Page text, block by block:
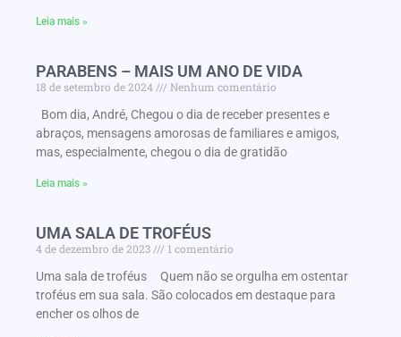
Leia mais »
PARABENS – MAIS UM ANO DE VIDA
18 de setembro de 2024
Nenhum comentário
Bom dia, André, Chegou o dia de receber presentes e
abraços, mensagens amorosas de familiares e amigos,
mas, especialmente, chegou o dia de gratidão
Leia mais »
UMA SALA DE TROFÉUS
4 de dezembro de 2023
1 comentário
Uma sala de troféus Quem não se orgulha em ostentar
troféus em sua sala. São colocados em destaque para
encher os olhos de